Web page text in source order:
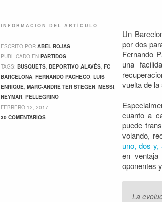
Un
por dos
Fernando
una
vuelta de
cuanto a
puede
volando,
uno, dos
en
oponentes
La
INFORMACIÓN DEL ARTÍCULO
ESCRITO POR ABEL ROJAS
PUBLICADO EN PARTIDOS
TAGS: BUSQUETS, DEPORTIVO ALAVÉS, FC
BARCELONA, FERNANDO PACHECO, LUIS
ENRIQUE, MARC-ANDRÉ TER STEGEN, MESSI,
NEYMAR, PELLEGRINO
FEBRERO 12, 2017
30 COMENTARIOS